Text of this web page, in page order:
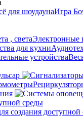
для шоудаунаИгра
, светаЭлектронные
для кухни
устройства
среды